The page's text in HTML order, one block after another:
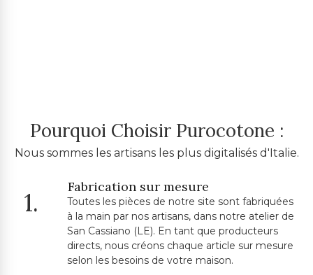
Pourquoi Choisir Purocotone :
Nous sommes les artisans les plus digitalisés d'Italie.
1.
Fabrication sur mesure
Toutes les pièces de notre site sont fabriquées
à la main par nos artisans, dans notre atelier de
San Cassiano (LE). En tant que producteurs
directs, nous créons chaque article sur mesure
selon les besoins de votre maison.